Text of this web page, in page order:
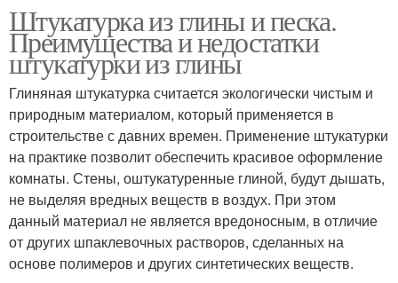
Штукатурка из глины и песка.
Преимущества и недостатки
штукатурки из глины
Глиняная штукатурка считается экологически чистым и
природным материалом, который применяется в
строительстве с давних времен. Применение штукатурки
на практике позволит обеспечить красивое оформление
комнаты. Стены, оштукатуренные глиной, будут дышать,
не выделяя вредных веществ в воздух. При этом
данный материал не является вредоносным, в отличие
от других шпаклевочных растворов, сделанных на
основе полимеров и других синтетических веществ.